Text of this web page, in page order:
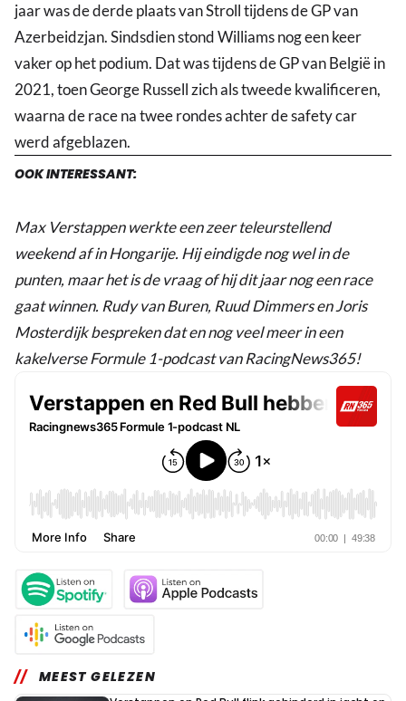
jaar was de derde plaats van Stroll tijdens de GP van
Azerbeidzjan. Sindsdien stond Williams nog een keer
vaker op het podium. Dat was tijdens de GP van België in
2021, toen George Russell zich als tweede kwalificeren,
waarna de race na twee rondes achter de safety car
werd afgeblazen.
OOK INTERESSANT:
Max Verstappen werkte een zeer teleurstellend
weekend af in Hongarije. Hij eindigde nog wel in de
punten, maar het is de vraag of hij dit jaar nog een race
gaat winnen. Rudy van Buren, Ruud Dimmers en Joris
Mosterdijk bespreken dat en nog veel meer in een
kakelverse Formule 1-podcast van RacingNews365!
MEEST GELEZEN